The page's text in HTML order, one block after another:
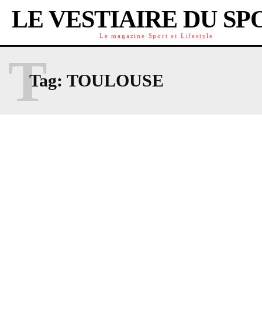
LE VESTIAIRE DU
Le magazine Sport et Lifestyle
Tag: TOULOUSE
T